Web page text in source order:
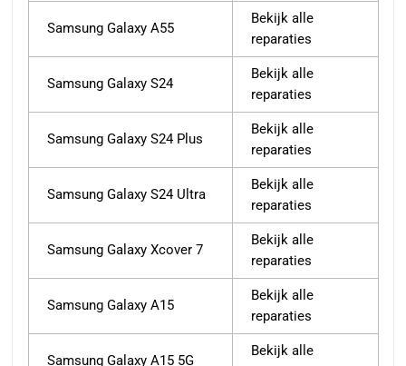
Samsung Galaxy A55
Bekijk alle
reparaties
Samsung Galaxy S24
Bekijk alle
reparaties
Samsung Galaxy S24 Plus
Bekijk alle
reparaties
Samsung Galaxy S24 Ultra
Bekijk alle
reparaties
Samsung Galaxy Xcover 7
Bekijk alle
reparaties
Samsung Galaxy A15
Bekijk alle
reparaties
Samsung Galaxy A15 5G
Bekijk alle